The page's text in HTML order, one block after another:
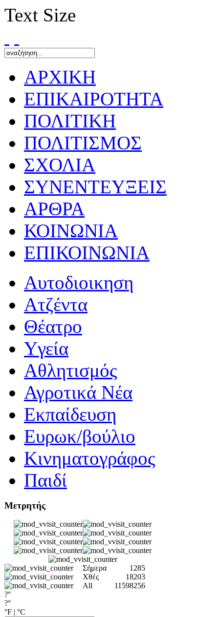
Text Size
ΑΡΧΙΚΗ
ΕΠΙΚΑΙΡΟΤΗΤΑ
ΠΟΛΙΤΙΚΗ
ΠΟΛΙΤΙΣΜΟΣ
ΣΧΟΛΙΑ
ΣΥΝΕΝΤΕΥΞΕΙΣ
ΑΡΘΡΑ
ΚΟΙΝΩΝΙΑ
ΕΠΙΚΟΙΝΩΝΙΑ
Αυτοδιοικηση
Ατζέντα
Θέατρο
Yγεία
Αθλητισμός
Αγροτικά Νέα
Εκπαίδευση
Ευρωκ/βούλιο
Κινηματογράφος
Παιδί
Μετρητής
Σήμερα
1285
Χθές
18203
All
11598256
?°
?°
°F | °C